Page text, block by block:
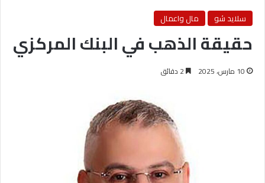
سلايد شو
مال واعمال
حقيقة الذهب في البنك المركزي
10 مارس، 2025